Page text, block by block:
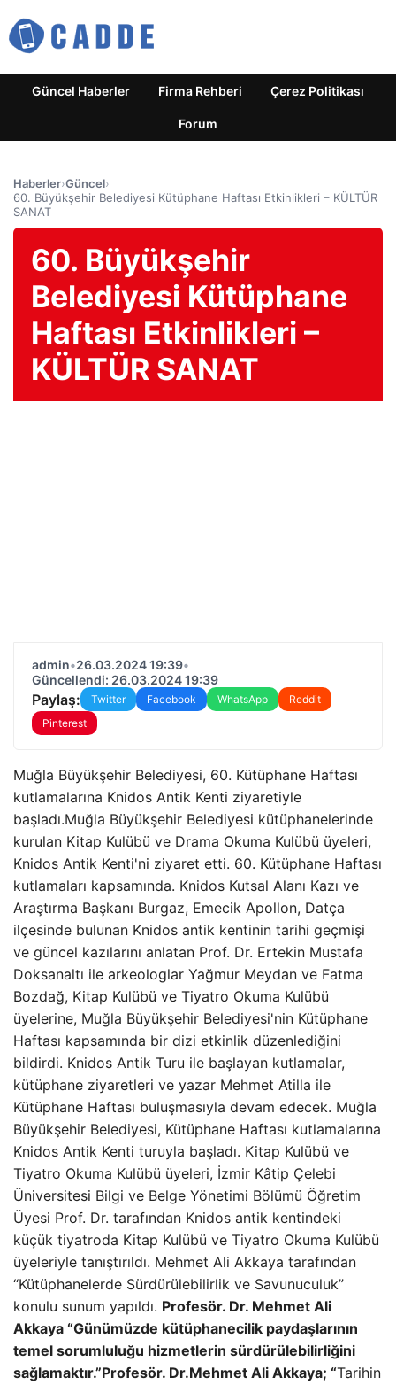
Güncel Haberler Firma Rehberi Çerez Politikası
Forum
Haberler›Güncel›
60. Büyükşehir Belediyesi Kütüphane Haftası Etkinlikleri – KÜLTÜR
SANAT
60. Büyükşehir
Belediyesi Kütüphane
Haftası Etkinlikleri –
KÜLTÜR SANAT
admin•26.03.2024 19:39•
Güncellendi: 26.03.2024 19:39
Paylaş: Twitter Facebook WhatsApp
Reddit
Pinterest
Muğla Büyükşehir Belediyesi, 60. Kütüphane Haftası
kutlamalarına Knidos Antik Kenti ziyaretiyle
başladı.Muğla Büyükşehir Belediyesi kütüphanelerinde
kurulan Kitap Kulübü ve Drama Okuma Kulübü üyeleri,
Knidos Antik Kenti'ni ziyaret etti. 60. Kütüphane Haftası
kutlamaları kapsamında. Knidos Kutsal Alanı Kazı ve
Araştırma Başkanı Burgaz, Emecik Apollon, Datça
ilçesinde bulunan Knidos antik kentinin tarihi geçmişi
ve güncel kazılarını anlatan Prof. Dr. Ertekin Mustafa
Doksanaltı ile arkeologlar Yağmur Meydan ve Fatma
Bozdağ, Kitap Kulübü ve Tiyatro Okuma Kulübü
üyelerine, Muğla Büyükşehir Belediyesi'nin Kütüphane
Haftası kapsamında bir dizi etkinlik düzenlediğini
bildirdi. Knidos Antik Turu ile başlayan kutlamalar,
kütüphane ziyaretleri ve yazar Mehmet Atilla ile
Kütüphane Haftası buluşmasıyla devam edecek. Muğla
Büyükşehir Belediyesi, Kütüphane Haftası kutlamalarına
Knidos Antik Kenti turuyla başladı. Kitap Kulübü ve
Tiyatro Okuma Kulübü üyeleri, İzmir Kâtip Çelebi
Üniversitesi Bilgi ve Belge Yönetimi Bölümü Öğretim
Üyesi Prof. Dr. tarafından Knidos antik kentindeki
küçük tiyatroda Kitap Kulübü ve Tiyatro Okuma Kulübü
üyeleriyle tanıştırıldı. Mehmet Ali Akkaya tarafından
“Kütüphanelerde Sürdürülebilirlik ve Savunuculuk”
konulu sunum yapıldı. Profesör. Dr. Mehmet Ali
Akkaya “Günümüzde kütüphanecilik paydaşlarının
temel sorumluluğu hizmetlerin sürdürülebilirliğini
sağlamaktır.”Profesör. Dr.Mehmet Ali Akkaya; “Tarihin